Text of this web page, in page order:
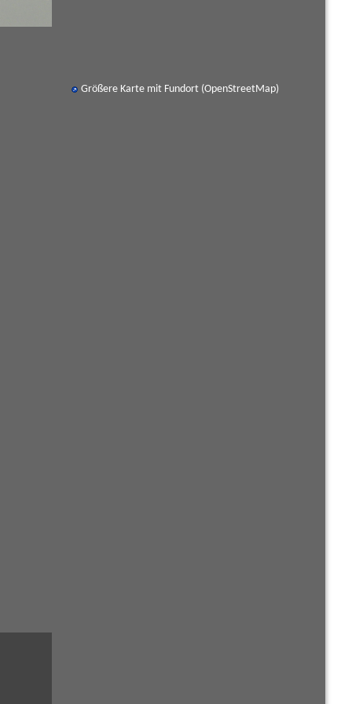
Größere Karte mit Fundort (OpenStreetMap)